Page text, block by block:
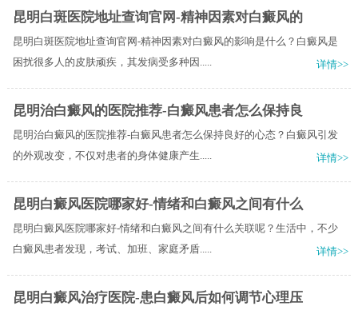
昆明白斑医院地址查询官网-精神因素对白癜风的
昆明白斑医院地址查询官网-精神因素对白癜风的影响是什么？白癜风是
困扰很多人的皮肤顽疾，其发病受多种因.....
详情>>
昆明治白癜风的医院推荐-白癜风患者怎么保持良
昆明治白癜风的医院推荐-白癜风患者怎么保持良好的心态？白癜风引发
的外观改变，不仅对患者的身体健康产生.....
详情>>
昆明白癜风医院哪家好-情绪和白癜风之间有什么
昆明白癜风医院哪家好-情绪和白癜风之间有什么关联呢？生活中，不少
白癜风患者发现，考试、加班、家庭矛盾.....
详情>>
昆明白癜风治疗医院-患白癜风后如何调节心理压